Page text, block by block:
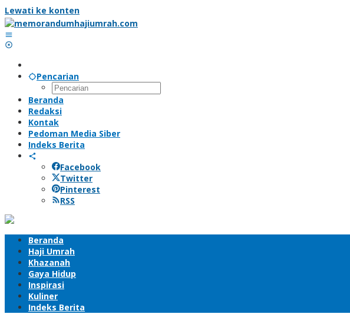
Lewati ke konten
Pencarian
Beranda
Redaksi
Kontak
Pedoman Media Siber
Indeks Berita
Facebook
Twitter
Pinterest
RSS
Beranda
Haji Umrah
Khazanah
Gaya Hidup
Inspirasi
Kuliner
Indeks Berita